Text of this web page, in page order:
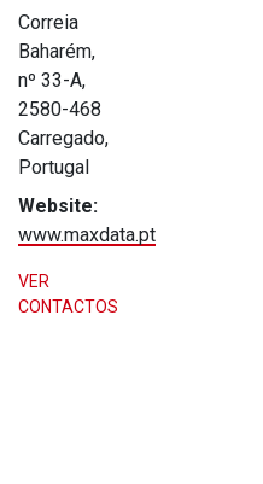
Correia
Baharém,
nº 33-A,
2580-468
Carregado,
Portugal
Website:
www.maxdata.pt
VER
CONTACTOS